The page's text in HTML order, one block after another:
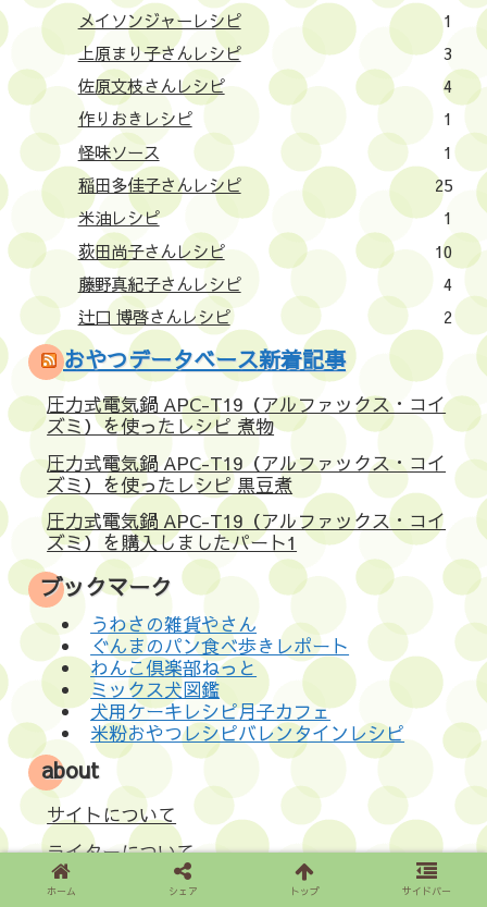
メイソンジャーレシピ
1
上原まり子さんレシピ
3
佐原文枝さんレシピ
4
作りおきレシピ
1
怪味ソース
1
稲田多佳子さんレシピ
25
米油レシピ
1
荻田尚子さんレシピ
10
藤野真紀子さんレシピ
4
辻口 博啓さんレシピ
2
おやつデータベース新着記事
圧力式電気鍋 APC-T19（アルファックス・コイ
ズミ）を使ったレシピ 煮物
圧力式電気鍋 APC-T19（アルファックス・コイ
ズミ）を使ったレシピ 黒豆煮
圧力式電気鍋 APC-T19（アルファックス・コイ
ズミ）を購入しましたパート1
ブックマーク
うわさの雑貨やさん
ぐんまのパン食べ歩きレポート
わんこ倶楽部ねっと
ミックス犬図鑑
犬用ケーキレシピ月子カフェ
米粉おやつレシピバレンタインレシピ
about
サイトについて
ライターについて
応援（giftee）
ホーム シェア トップ サイドバー